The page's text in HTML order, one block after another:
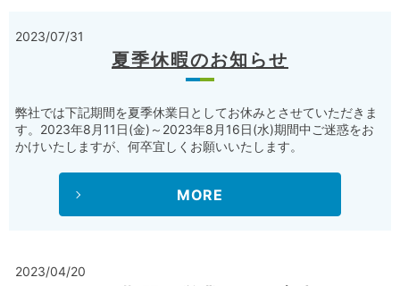
2023/07/31
夏季休暇のお知らせ
弊社では下記期間を夏季休業日としてお休みとさせていただきま
す。2023年8月11日(金)～2023年8月16日(水)期間中ご迷惑をお
かけいたしますが、何卒宜しくお願いいたします。
MORE
2023/04/20